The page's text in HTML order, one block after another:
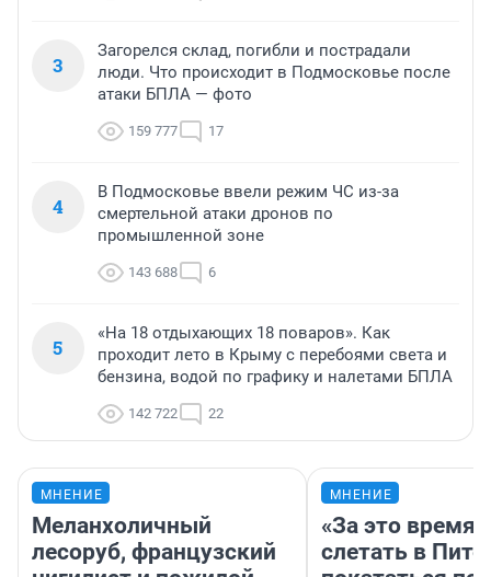
3
Загорелся склад, погибли и пострадали
люди. Что происходит в Подмосковье после
атаки БПЛА — фото
159 777 17
4
В Подмосковье ввели режим ЧС из-за
смертельной атаки дронов по
промышленной зоне
143 688 6
5
«На 18 отдыхающих 18 поваров». Как
проходит лето в Крыму с перебоями света и
бензина, водой по графику и налетами БПЛА
142 722 22
МНЕНИЕ
Меланхоличный
лесоруб, французский
МНЕНИЕ
«За это время
слетать в